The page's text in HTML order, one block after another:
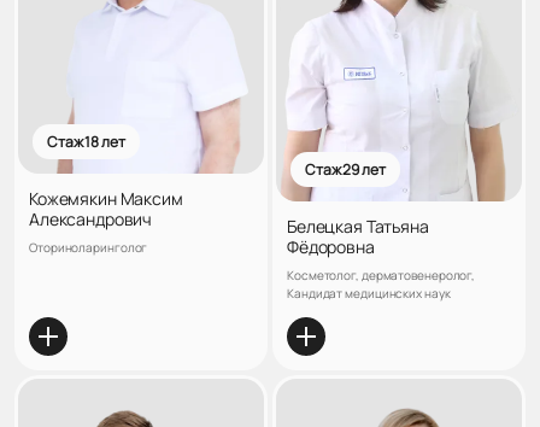
Стаж 18 лет
Кожемякин Максим
Александрович
Оториноларинголог
Стаж 29 лет
Белецкая Татьяна
Фёдоровна
Косметолог, дерматовенеролог,
Кандидат медицинских наук